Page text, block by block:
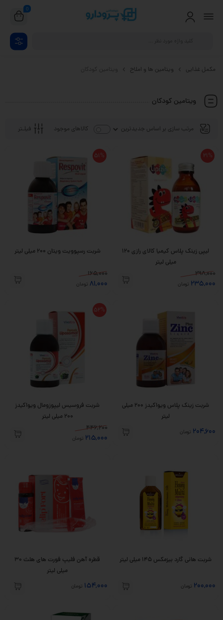
0
مکمل غذایی ویتامین ها و املاح ویتامین کودکان
ویتامین کودکان
فیلـتر کالاهای موجود
21%
لیپی زینک پلاس کیمیا کالای رازی 120
میلی لیتر
298,000
235,000 تومان
51%
شربت رسپوویت ویتان 200 میلی لیتر
165,000
81,000 تومان
شربت زینک پلاس ویواکیدز 200 میلی
لیتر
204,600 تومان
52%
شربت فروسیس لیپوزومال ویواکیدز
200 میلی لیتر
446,200
215,000 تومان
شربت‌ هانی گارد بیزمکس 145 میلی لیتر
200,000 تومان
قطره آهن فلیپ فورت های هلث 30
میلی لیتر
154,000 تومان